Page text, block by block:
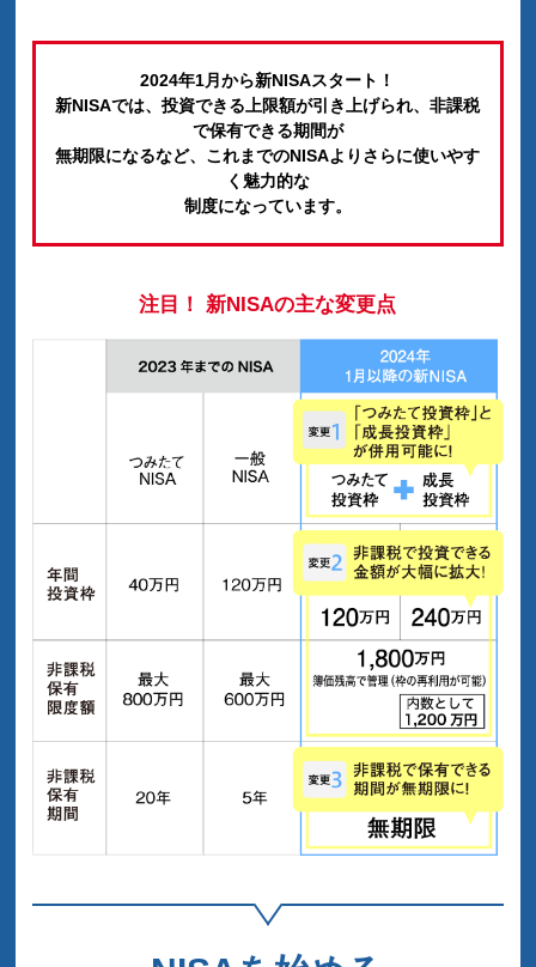
2024年1月から新NISAスタート！
新NISAでは、投資できる上限額が引き上げられ、非課税
で保有できる期間が
無期限になるなど、これまでのNISAよりさらに使いやす
く魅力的な
制度になっています。
注目！ 新NISAの主な変更点